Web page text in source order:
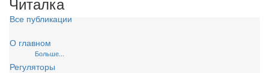
Все публикации
О главном
Регуляторы
Больше...